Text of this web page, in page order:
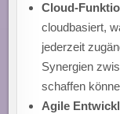
Cloud-
cloudbasiert,
jederzeit
Synergien
schaffen
Agile